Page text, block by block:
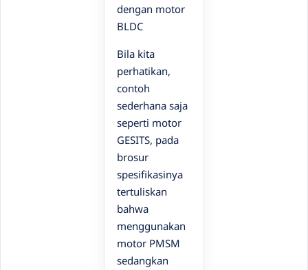
dengan motor
BLDC
Bila kita
perhatikan,
contoh
sederhana saja
seperti motor
GESITS, pada
brosur
spesifikasinya
tertuliskan
bahwa
menggunakan
motor PMSM
sedangkan